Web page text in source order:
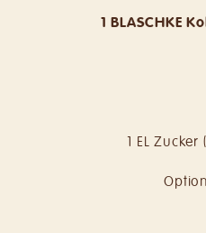
1 BLASCHKE
1 EL